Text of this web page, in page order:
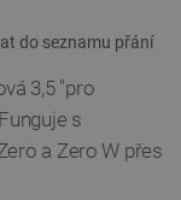
do seznamu přání
3,5 "pro
s
a Zero W přes